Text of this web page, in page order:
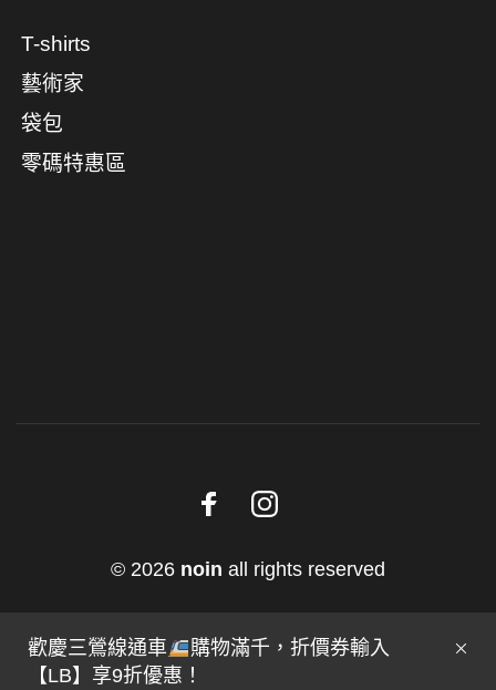
歡慶三鶯線通車
購物滿千，折價券輸入
【LB】享9折優惠！
T-shirts
藝術家
袋包
零碼特惠區
© 2026 noin all rights reserved